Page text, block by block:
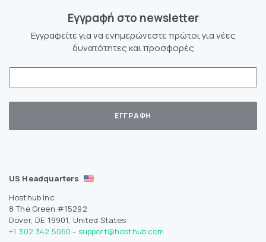
Eγγραφή στο newsletter
Εγγραφείτε για να ενημερώνεστε πρώτοι για νέες
δυνατότητες και προσφορές
US Headquarters
Hosthub Inc
8 The Green #15292
Dover, DE 19901, United States
+1 302 342 5060 - support@hosthub.com